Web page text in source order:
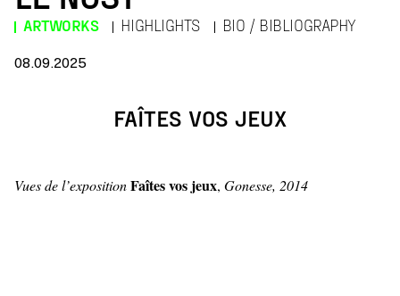
ARTWORKS HIGHLIGHTS BIO / BIBLIOGRAPHY
08.09.2025
FAÎTES VOS JEUX
Vues de l’expositionFaîtes vos jeux, Gonesse, 2014